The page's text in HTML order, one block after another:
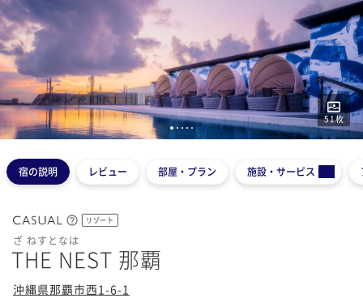
51枚
1 2 3 45
宿の説明 レビュー 部屋・プラン 施設・サービス
リゾート
ざ ねすとなは
THE NEST 那覇
沖縄県那覇市西1-6-1